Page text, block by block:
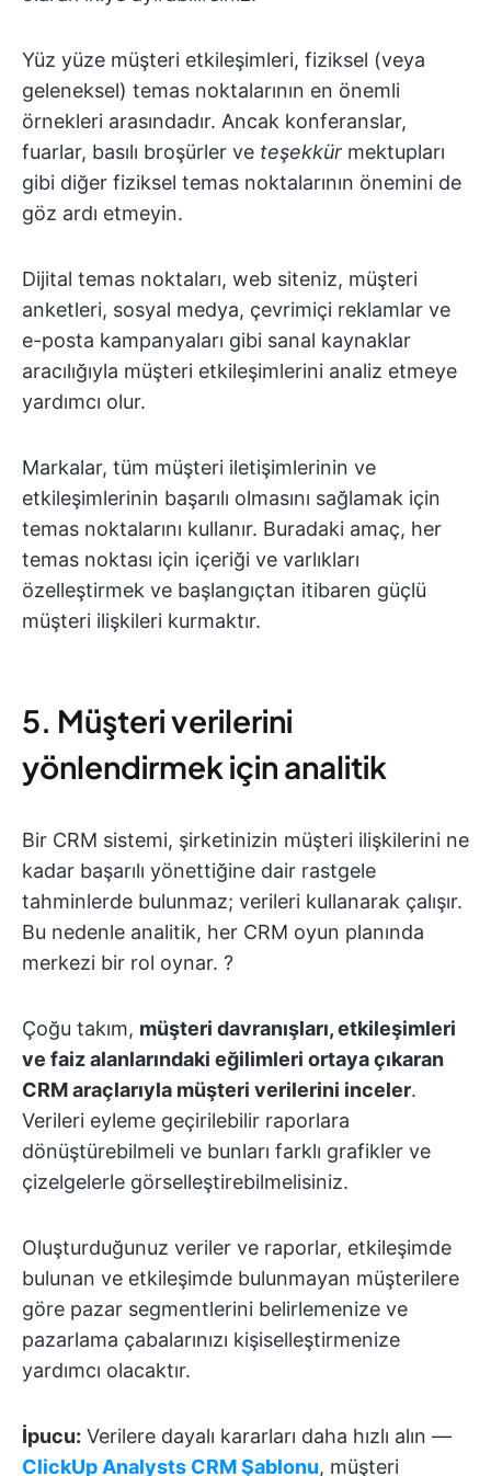
Yüz yüze müşteri etkileşimleri, fiziksel (veya
geleneksel) temas noktalarının en önemli
örnekleri arasındadır. Ancak konferanslar,
fuarlar, basılı broşürler ve teşekkür mektupları
gibi diğer fiziksel temas noktalarının önemini de
göz ardı etmeyin.
Dijital temas noktaları, web siteniz, müşteri
anketleri, sosyal medya, çevrimiçi reklamlar ve
e-posta kampanyaları gibi sanal kaynaklar
aracılığıyla müşteri etkileşimlerini analiz etmeye
yardımcı olur.
Markalar, tüm müşteri iletişimlerinin ve
etkileşimlerinin başarılı olmasını sağlamak için
temas noktalarını kullanır. Buradaki amaç, her
temas noktası için içeriği ve varlıkları
özelleştirmek ve başlangıçtan itibaren güçlü
müşteri ilişkileri kurmaktır.
5. Müşteri verilerini
yönlendirmek için analitik
Bir CRM sistemi, şirketinizin müşteri ilişkilerini ne
kadar başarılı yönettiğine dair rastgele
tahminlerde bulunmaz; verileri kullanarak çalışır.
Bu nedenle analitik, her CRM oyun planında
merkezi bir rol oynar. ?
Çoğu takım, müşteri davranışları, etkileşimleri
ve faiz alanlarındaki eğilimleri ortaya çıkaran
CRM araçlarıyla müşteri verilerini inceler.
Verileri eyleme geçirilebilir raporlara
dönüştürebilmeli ve bunları farklı grafikler ve
çizelgelerle görselleştirebilmelisiniz.
Oluşturduğunuz veriler ve raporlar, etkileşimde
bulunan ve etkileşimde bulunmayan müşterilere
göre pazar segmentlerini belirlemenize ve
pazarlama çabalarınızı kişiselleştirmenize
yardımcı olacaktır.
İpucu: Verilere dayalı kararları daha hızlı alın —
ClickUp Analysts CRM Şablonu, müşteri